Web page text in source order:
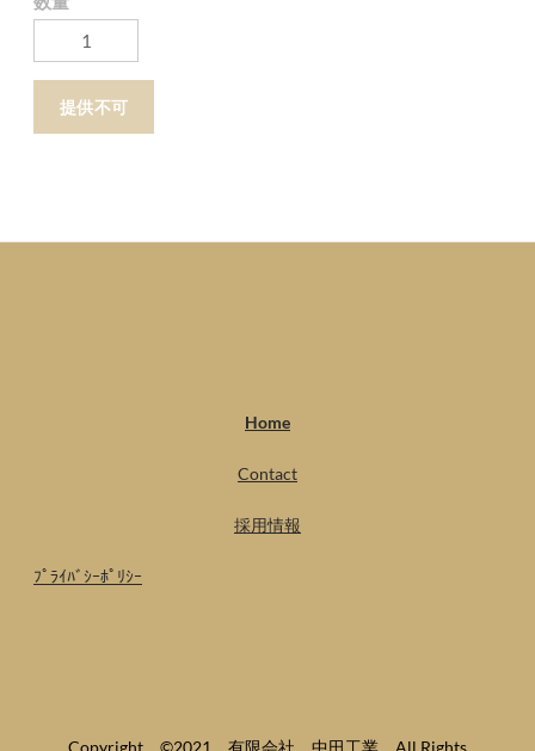
提供不可
Home
Contact
採用情報
ﾌﾟﾗｲﾊﾞｼｰﾎﾟﾘｼｰ